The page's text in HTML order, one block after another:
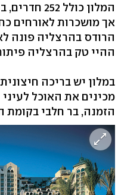
אך מושכרות לאורחים
הרודס בהרצליה פונה
ההיי טק בהרצליה
במלון יש בריכה
מכינים את האוכל
הזמנה, בר חלבי בקומת